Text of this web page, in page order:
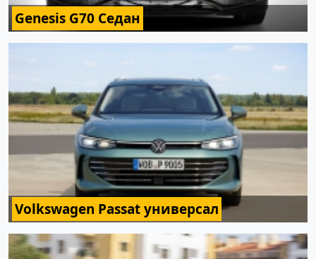
Genesis G70 Седан
Volkswagen Passat универсал